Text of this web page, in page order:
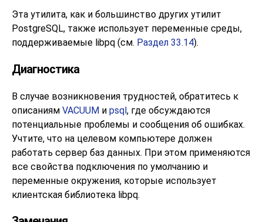
Эта утилита, как и большинство других утилит
PostgreSQL, также использует переменные среды,
поддерживаемые libpq (см. Раздел 33.14).
Диагностика
В случае возникновения трудностей, обратитесь к
описаниям VACUUM и psql, где обсуждаются
потенциальные проблемы и сообщения об ошибках.
Учтите, что на целевом компьютере должен
работать сервер баз данных. При этом применяются
все свойства подключения по умолчанию и
переменные окружения, которые использует
клиентская библиотека libpq.